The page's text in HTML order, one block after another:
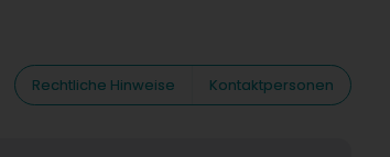
Rechtliche Hinweise
Kontaktpersonen